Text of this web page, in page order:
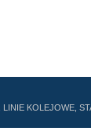
KOLEJOWE,